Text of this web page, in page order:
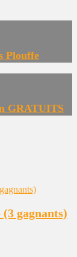
Plouffe
GRATUITS
gagnants)